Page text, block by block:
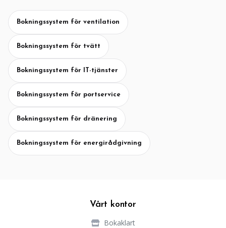
Bokningssystem för ventilation
Bokningssystem för tvätt
Bokningssystem för IT-tjänster
Bokningssystem för portservice
Bokningssystem för dränering
Bokningssystem för energirådgivning
Vårt kontor
Bokaklart